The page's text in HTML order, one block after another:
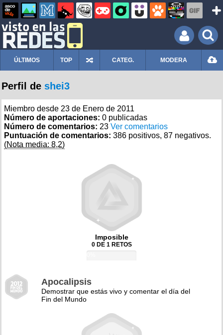
ÚLTIMOS TOP CATEG. MODERA
Perfil de shei3
Miembro desde 23 de Enero de 2011
Número de aportaciones: 0 publicadas
Número de comentarios: 23 Ver comentarios
Puntuación de comentarios: 386 positivos, 87 negativos.
(Nota media: 8,2)
Imposible
0 DE 1 RETOS
Apocalipsis
Demostrar que estás vivo y comentar el día del
Fin del Mundo